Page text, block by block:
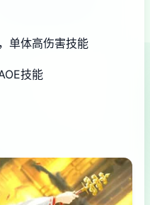
单体高伤害技能
技能